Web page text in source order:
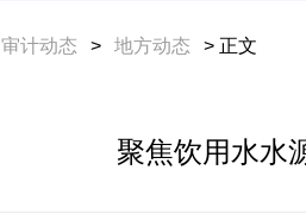
审计动态 > 地方动态 > 正文
聚焦饮用水水